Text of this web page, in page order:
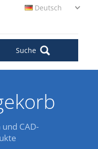
Deutsch
Suche
CAD-